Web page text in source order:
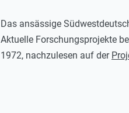
Das ansässige
Aktuelle Forschungsprojekte
1972, nachzulesen auf der